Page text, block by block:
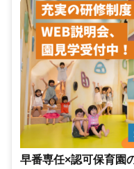
早番専任×認可保育